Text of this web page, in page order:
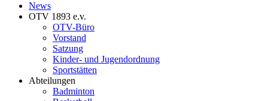
News
OTV 1893 e.v.
OTV-Büro
Vorstand
Satzung
Kinder- und Jugendordnung
Sportstätten
Abteilungen
Badminton